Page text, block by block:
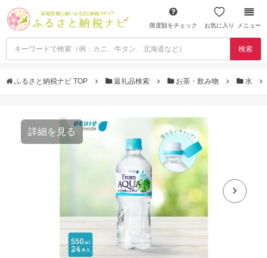
限度額をチェック お気に入り メニュー
検索
ふるさと納税ナビ TOP 返礼品検索 お茶・飲み物 水
詳細を見る